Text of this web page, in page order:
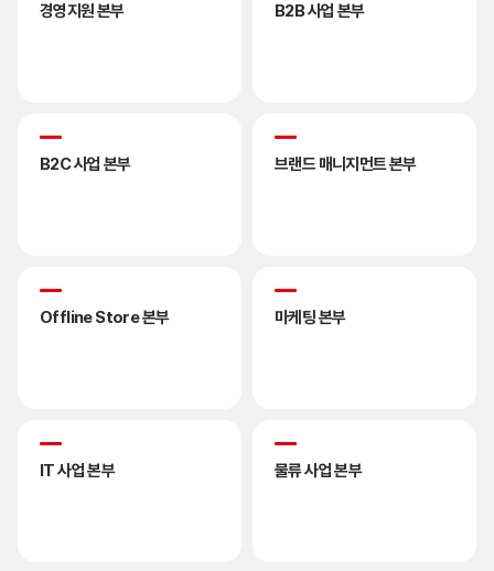
경영지원 본부 B2B 사업 본부
B2C 사업 본부 브랜드 매니지먼트 본부
Offline Store 본부 마케팅 본부
IT 사업 본부 물류 사업 본부